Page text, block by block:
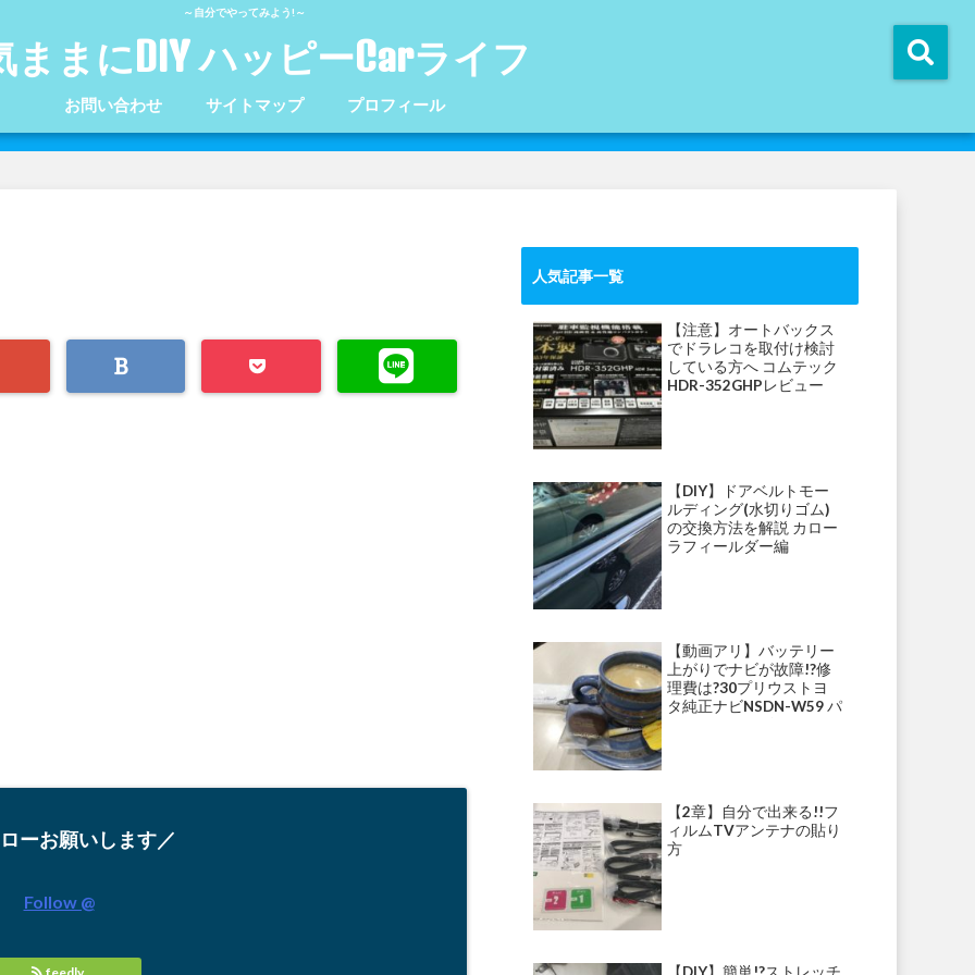
～自分でやってみよう!～
ままにDIY ハッピーCarライフ
お問い合わせ サイトマップ プロフィール
ーお願いします／
Follow @
feedly
人気記事一覧
【注意】オートバックス
でドラレコを取付け検討
している方へ コムテック
HDR-352GHPレビュー
【DIY】ドアベルトモー
ルディング(水切りゴム)
の交換方法を解説 カロー
ラフィールダー編
【動画アリ】バッテリー
上がりでナビが故障!?修
理費は?30プリウストヨ
タ純正ナビNSDN-W59 パ
【2章】自分で出来る!!フ
ィルムTVアンテナの貼り
方